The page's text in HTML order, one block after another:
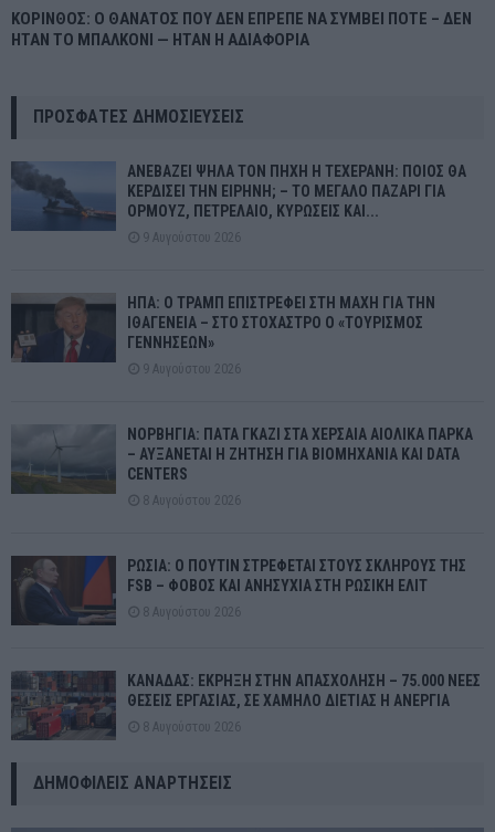
ΚΟΡΙΝΘΟΣ: Ο ΘΑΝΑΤΟΣ ΠΟΥ ΔΕΝ ΕΠΡΕΠΕ ΝΑ ΣΥΜΒΕΙ ΠΟΤΕ – ΔΕΝ
ΗΤΑΝ ΤΟ ΜΠΑΛΚΟΝΙ — ΗΤΑΝ Η ΑΔΙΑΦΟΡΙΑ
ΠΡΌΣΦΑΤΕΣ ΔΗΜΟΣΙΕΎΣΕΙΣ
ΑΝΕΒΑΖΕΙ ΨΗΛΑ ΤΟΝ ΠΗΧΗ Η ΤΕΧΕΡΑΝΗ: ΠΟΙΟΣ ΘΑ
ΚΕΡΔΙΣΕΙ ΤΗΝ ΕΙΡΗΝΗ; – ΤΟ ΜΕΓΑΛΟ ΠΑΖΑΡΙ ΓΙΑ
ΟΡΜΟΥΖ, ΠΕΤΡΕΛΑΙΟ, ΚΥΡΩΣΕΙΣ ΚΑΙ...
9 Αυγούστου 2026
ΗΠΑ: Ο ΤΡΑΜΠ ΕΠΙΣΤΡΕΦΕΙ ΣΤΗ ΜΑΧΗ ΓΙΑ ΤΗΝ
ΙΘΑΓΕΝΕΙΑ – ΣΤΟ ΣΤΟΧΑΣΤΡΟ Ο «ΤΟΥΡΙΣΜΟΣ
ΓΕΝΝΗΣΕΩΝ»
9 Αυγούστου 2026
ΝΟΡΒΗΓΙΑ: ΠΑΤΑ ΓΚΑΖΙ ΣΤΑ ΧΕΡΣΑΙΑ ΑΙΟΛΙΚΑ ΠΑΡΚΑ
– ΑΥΞΑΝΕΤΑΙ Η ΖΗΤΗΣΗ ΓΙΑ ΒΙΟΜΗΧΑΝΙΑ ΚΑΙ DATA
CENTERS
8 Αυγούστου 2026
ΡΩΣΙΑ: Ο ΠΟΥΤΙΝ ΣΤΡΕΦΕΤΑΙ ΣΤΟΥΣ ΣΚΛΗΡΟΥΣ ΤΗΣ
FSB – ΦΟΒΟΣ ΚΑΙ ΑΝΗΣΥΧΙΑ ΣΤΗ ΡΩΣΙΚΗ ΕΛΙΤ
8 Αυγούστου 2026
ΚΑΝΑΔΑΣ: ΕΚΡΗΞΗ ΣΤΗΝ ΑΠΑΣΧΟΛΗΣΗ – 75.000 ΝΕΕΣ
ΘΕΣΕΙΣ ΕΡΓΑΣΙΑΣ, ΣΕ ΧΑΜΗΛΟ ΔΙΕΤΙΑΣ Η ΑΝΕΡΓΙΑ
8 Αυγούστου 2026
ΔΗΜΟΦΙΛΕΊΣ ΑΝΑΡΤΉΣΕΙΣ